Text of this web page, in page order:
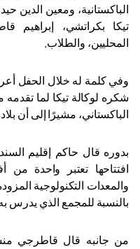
الباكستانية، ومعين الدين
تيكا بكراتشي، إبراهيم
المحليين، والطلاب
وفي كلمة له خلال الحفل
شكره لوكالة تيكا لما
الباكستاني، مشيرًا إلى أن
بدوره قال حاكم إقليم
افتتاحها تعتبر واحدة
والمعدات التكنولوجية
بالنسبة للمجمع الذي يدرس به 3 آلاف طالب
من جانبه قال قاطرجي